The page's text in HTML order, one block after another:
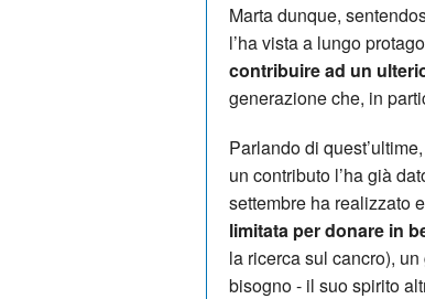
Marta dunque,
l’ha vista a lungo
contribuire ad un
generazione che, in
Parlando di
un contributo l’ha già
settembre ha realizzato
limitata per donare in
la ricerca sul cancro),
bisogno - il suo spirito